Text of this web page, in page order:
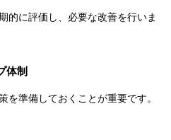
的に評価し、必要な改善を行いま
体制
を準備しておくことが重要です。